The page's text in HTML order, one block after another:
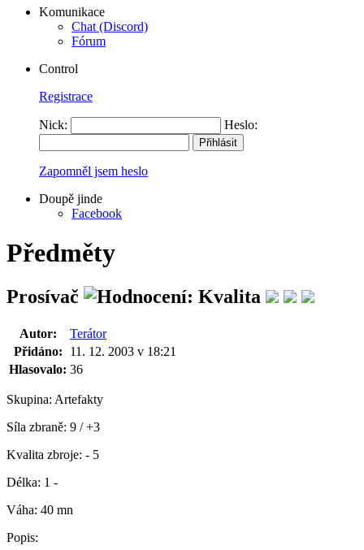
Komunikace
Chat (Discord)
Fórum
Control
Registrace
Nick: Heslo:
Zapomněl jsem heslo
Doupě jinde
Facebook
Předměty
Prosívač
Autor:
Terátor
Přidáno:
11. 12. 2003 v 18:21
Hlasovalo: 36
Skupina: Artefakty
Síla zbraně: 9 / +3
Kvalita zbroje: - 5
Délka: 1 -
Váha: 40 mn
Popis: